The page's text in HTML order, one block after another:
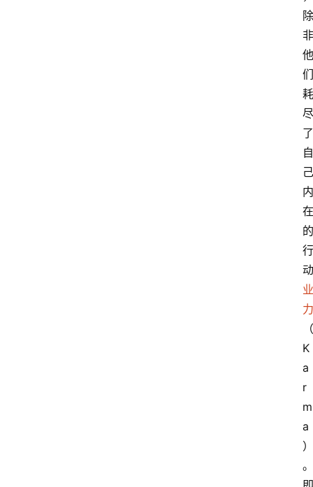
除
非
他
们
耗
尽
了
自
己
内
在
的
行
动
业
力
（
K
a
r
m
a
）
。